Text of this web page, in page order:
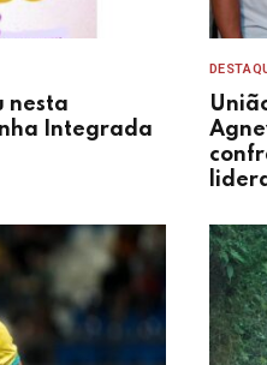
nesta
Integrada